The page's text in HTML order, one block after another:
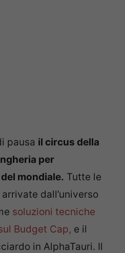
pausa il circus della
per
mondiale. Tutte le
dall’universo
soluzioni tecniche
Budget Cap, e il
in AlphaTauri. Il